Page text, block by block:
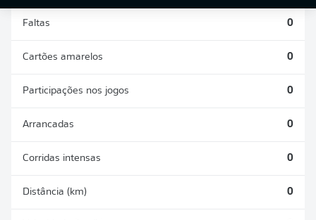
Faltas 0
Cartões amarelos 0
Participações nos jogos 0
Arrancadas 0
Corridas intensas 0
Distância (km) 0